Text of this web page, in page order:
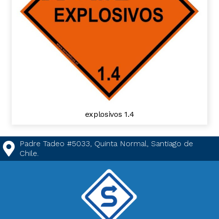
explosivos 1.4
Padre Tadeo #5033, Quinta Normal, Santiago de
Chile.